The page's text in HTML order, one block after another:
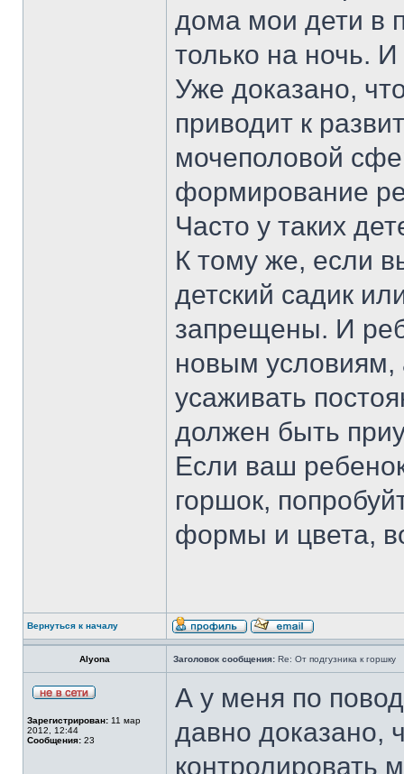
дома мои дети в
только на ночь. И
Уже доказано,
приводит к
мочеполовой
формирование
Часто у таких
К тому же, если
детский садик
запрещены. И
новым условиям,
усаживать
должен быть
Если ваш
горшок,
формы и цвета,
Вернуться к началу
Alyona Заголовок сообщения: Re: От подгузника к горшку
Зарегистрирован: 11 мар
2012, 12:44
Сообщения: 23
А у меня по
давно доказано,
контролировать